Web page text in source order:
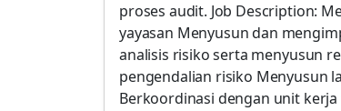
proses audit. Job Description:
yayasan Menyusun dan
analisis risiko serta menyusun
pengendalian risiko Menyusun
Berkoordinasi dengan unit